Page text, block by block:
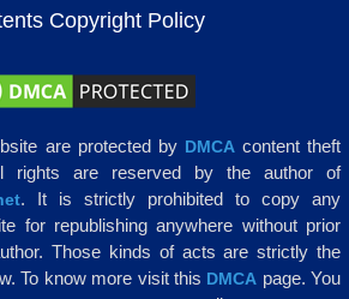
Copyright Policy
are protected by DMCAcontent theft
rights are reserved by the author of
. It is strictly prohibited to copy any
for republishing anywhere without prior
Those kinds of acts are strictly the
To know more visit this DMCA page. You